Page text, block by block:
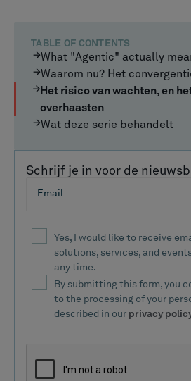
TABLE OF CONTENTS
What "Agentic" actually
Waarom nu? Het
Het risico van wachten, en
overhaasten
Wat deze serie behandelt
Schrijf je in voor de